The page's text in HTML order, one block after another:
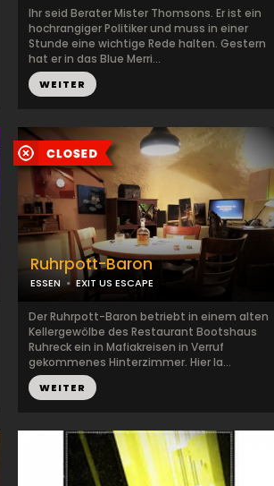
Ihr seid Berater Mister Thomsons. Er ist ein
hochrangiger Politiker und muss in einer
Stunde eine wichtige Rede halten. Gestern
hat er in das Blue Merri...
WEITER
Ruhrpott-Baron
ESSEN EXIT US ESCAPE
Der Ruhrpott-Baron betriebt in einem alten
Kellergewölbe des Restaurant Bootshaus
Ruhreck ein in Mafiakreisen in Verruf
gekommenes Hinterzimmer. Hier la...
WEITER